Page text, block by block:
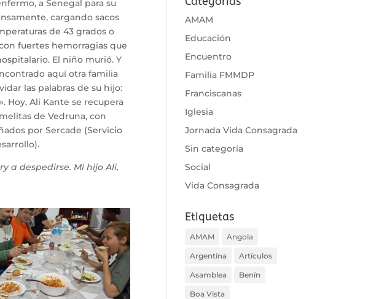
a Senegal para su
cargando sacos
de 43 grados o
fuertes hemorragias que
El niño murió. Y
aquí otra familia
las palabras de su hijo:
Hoy, Ali Kante se recupera
de Vedruna, con
por Sercade (Servicio
a despedirse. Mi hijo Ali,
AMAM
Educación
Encuentro
Familia FMMDP
Franciscanas
Iglesia
Jornada Vida Consagrada
Sin categoría
Social
Vida Consagrada
Etiquetas
AMAM Angola
Argentina Artículos
Asamblea Benín
Boa Vista